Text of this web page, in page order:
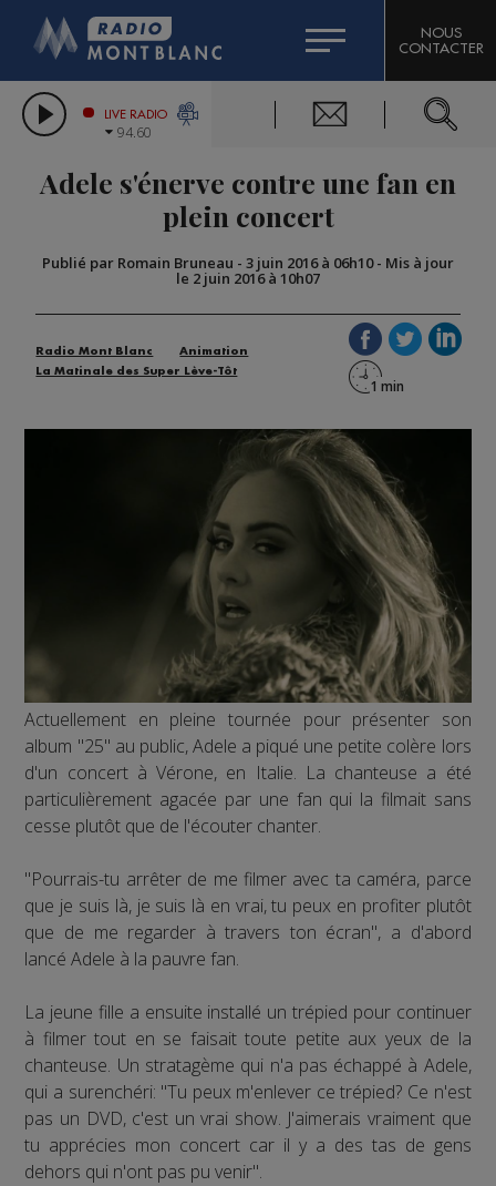
LES CHRONIQUES DE L'EXPERT
CITIZEN MACHINERY
GRAND MASSIF DOMAINES SKIABLES
BIGARD
COMPAGNIE DU MONT-BLANC
NOUS
CONTACTER
LIVE RADIO
94.60
Adele s'énerve contre une fan en
plein concert
Publié par Romain Bruneau - 3 juin 2016 à 06h10- Mis à jour
le 2 juin 2016 à 10h07
Radio Mont Blanc
Animation
La Matinale des Super Lève-Tôt
Actuellement en pleine tournée pour présenter son
album "25" au public, Adele a piqué une petite colère lors
d'un concert à Vérone, en Italie. La chanteuse a été
particulièrement agacée par une fan qui la filmait sans
cesse plutôt que de l'écouter chanter.
"Pourrais-tu arrêter de me filmer avec ta caméra, parce
que je suis là, je suis là en vrai, tu peux en profiter plutôt
que de me regarder à travers ton écran", a d'abord
lancé Adele à la pauvre fan.
La jeune fille a ensuite installé un trépied pour continuer
à filmer tout en se faisait toute petite aux yeux de la
chanteuse. Un stratagème qui n'a pas échappé à Adele,
qui a surenchéri: "Tu peux m'enlever ce trépied? Ce n'est
pas un DVD, c'est un vrai show. J'aimerais vraiment que
tu apprécies mon concert car il y a des tas de gens
dehors qui n'ont pas pu venir".